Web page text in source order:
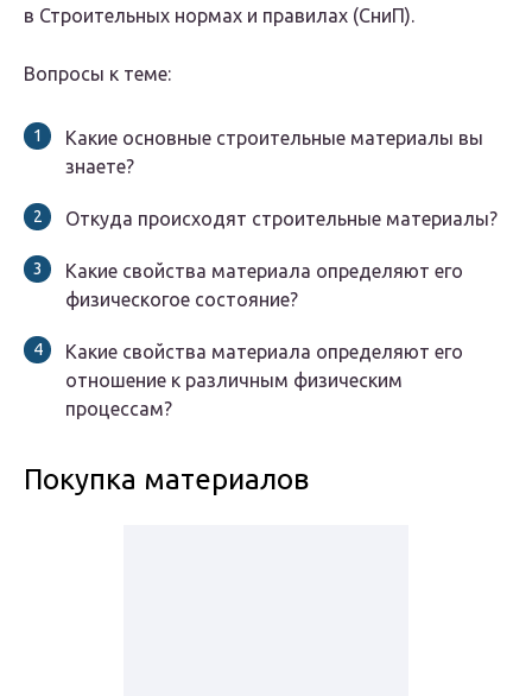
в Строительных нормах и правилах (СниП).
Вопросы к теме:
Какие основные строительные материалы вы
знаете?
Откуда происходят строительные материалы?
Какие свойства материала определяют его
физическогое состояние?
Какие свойства материала определяют его
отношение к различным физическим
процессам?
Покупка материалов